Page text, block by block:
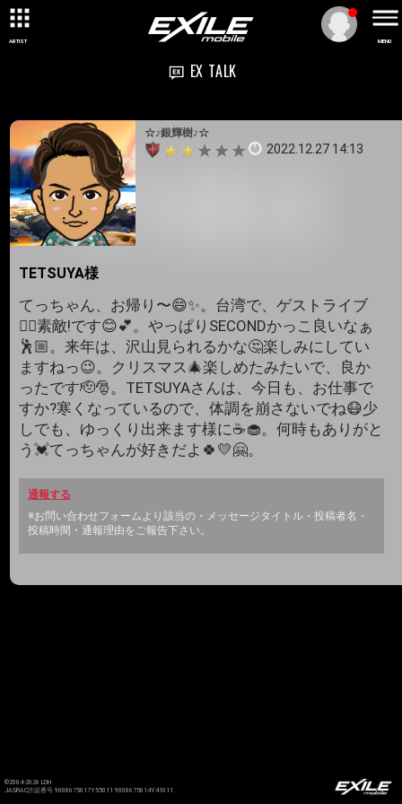
ARTIST MENU
EX TALK
☆♪銀輝樹♪☆
2022.12.27 14:13
TETSUYA様
てっちゃん、お帰り〜😄✨。台湾で、ゲストライブ
❤️‍🔥素敵!です😊💕。やっぱりSECONDかっこ良いなぁ
🕺🏼。来年は、沢山見られるかな🤔楽しみにしてい
ますねっ😉。クリスマス🎄楽しめたみたいで、良か
ったです🫡🎅。TETSUYAさんは、今日も、お仕事で
すか?寒くなっているので、体調を崩さないでね😷少
しでも、ゆっくり出来ます様に☕🧁。何時もありがと
う💓てっちゃんが好きだよ🍀💛🤗。
通報する
※お問い合わせフォームより該当の・メッセージタイトル・投稿者名・
投稿時間・通報理由をご報告下さい。
©2004-2026 LDH
JASRAC許諾番号 9008675017Y55011 9008675014Y41011